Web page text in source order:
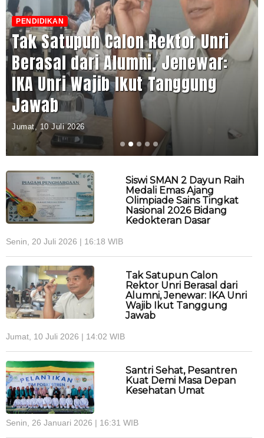
PENDIDIKAN
Tak Satupun Calon Rektor Unri
Berasal dari Alumni, Jenewar:
IKA Unri Wajib Ikut Tanggung
Jawab
Jumat, 10 Juli 2026
Siswi SMAN 2 Dayun Raih
Medali Emas Ajang
Olimpiade Sains Tingkat
Nasional 2026 Bidang
Kedokteran Dasar
Senin, 20 Juli 2026 | 16:18 WIB
Tak Satupun Calon
Rektor Unri Berasal dari
Alumni, Jenewar: IKA Unri
Wajib Ikut Tanggung
Jawab
Jumat, 10 Juli 2026 | 14:02 WIB
Santri Sehat, Pesantren
Kuat Demi Masa Depan
Kesehatan Umat
Senin, 26 Januari 2026 | 16:31 WIB